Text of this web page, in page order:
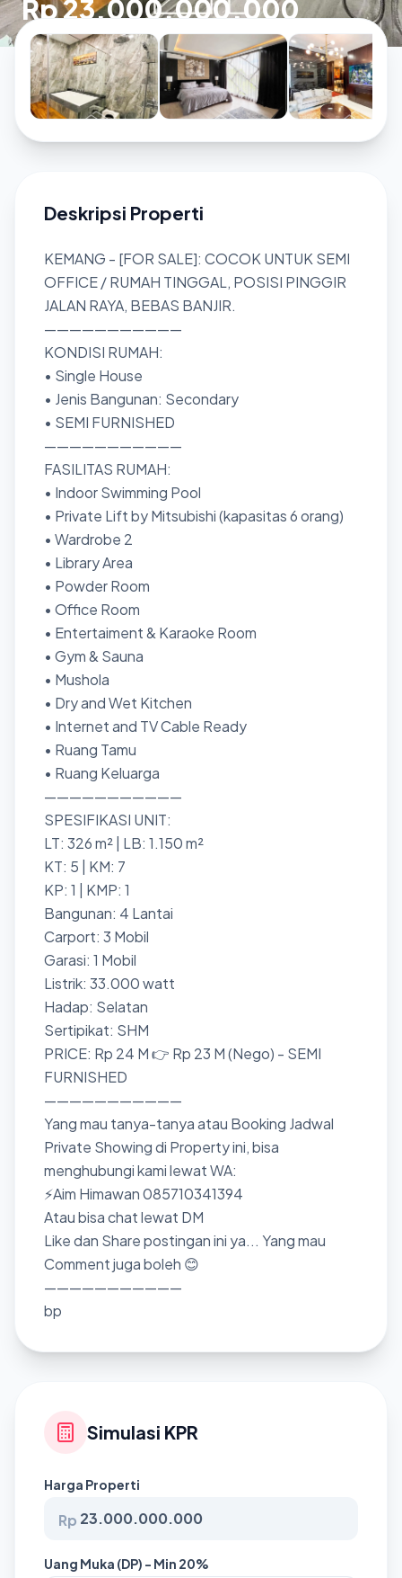
Rp 23.000.000.000
Deskripsi Properti
KEMANG - [FOR SALE]: COCOK UNTUK SEMI
OFFICE / RUMAH TINGGAL, POSISI PINGGIR
JALAN RAYA, BEBAS BANJIR.
———————————
KONDISI RUMAH:
• Single House
• Jenis Bangunan: Secondary
• SEMI FURNISHED
———————————
FASILITAS RUMAH:
• Indoor Swimming Pool
• Private Lift by Mitsubishi (kapasitas 6 orang)
• Wardrobe 2
• Library Area
• Powder Room
• Office Room
• Entertaiment & Karaoke Room
• Gym & Sauna
• Mushola
• Dry and Wet Kitchen
• Internet and TV Cable Ready
• Ruang Tamu
• Ruang Keluarga
———————————
SPESIFIKASI UNIT:
LT: 326 m² | LB: 1.150 m²
KT: 5 | KM: 7
KP: 1 | KMP: 1
Bangunan: 4 Lantai
Carport: 3 Mobil
Garasi: 1 Mobil
Listrik: 33.000 watt
Hadap: Selatan
Sertipikat: SHM
PRICE: Rp 24 M 👉 Rp 23 M (Nego) - SEMI
FURNISHED
———————————
Yang mau tanya-tanya atau Booking Jadwal
Private Showing di Property ini, bisa
menghubungi kami lewat WA:
⚡Aim Himawan 085710341394
Atau bisa chat lewat DM
Like dan Share postingan ini ya... Yang mau
Comment juga boleh 😊
———————————
bp
Simulasi KPR
Harga Properti
Rp
Uang Muka (DP) - Min 20%